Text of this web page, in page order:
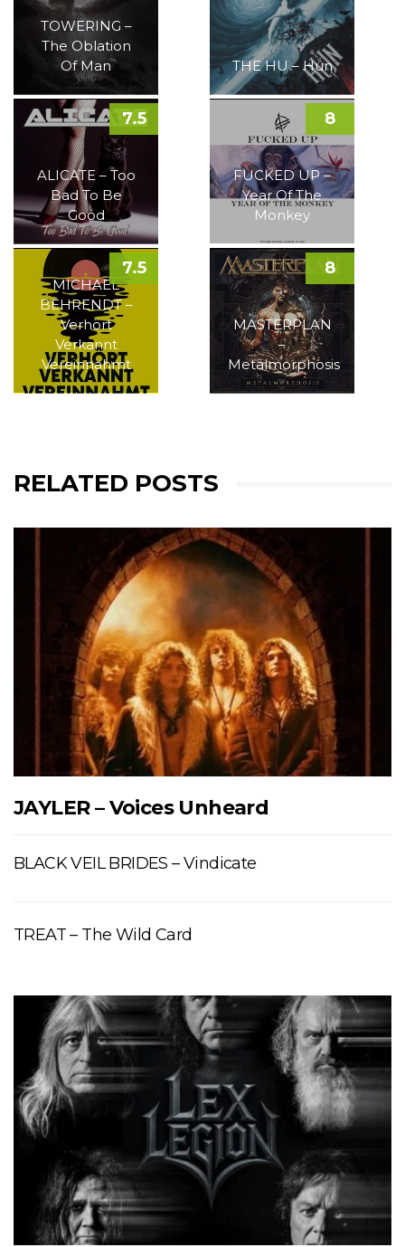
TOWERING –
The Oblation
Of Man
THE HU – Hun
ALICATE – Too
Bad To Be
Good
7.5
FUCKED UP –
Year Of The
Monkey
8
MICHAEL
BEHRENDT –
Verhört
Verkannt
Vereinnahmt
7.5
MASTERPLAN
–
Metalmorphosis
8
RELATED POSTS
JAYLER – Voices Unheard
BLACK VEIL BRIDES – Vindicate
TREAT – The Wild Card